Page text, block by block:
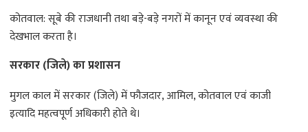
कोतवाल: सूबे की राजधानी तथा बड़े-बड़े नगरों में कानून एवं व्यवस्था की
देखभाल करता है।
सरकार (जिले) का प्रशासन
मुगल काल में सरकार (जिले) में फौजदार, आमिल, कोतवाल एवं काजी
इत्यादि महत्वपूर्ण अधिकारी होते थे।